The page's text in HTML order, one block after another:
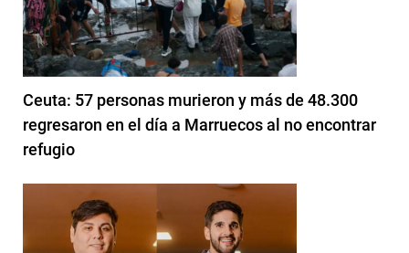
Ceuta: 57 personas murieron y más de 48.300
regresaron en el día a Marruecos al no encontrar
refugio